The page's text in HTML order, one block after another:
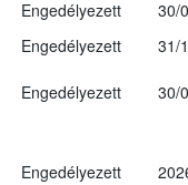
Engedélyezett
30/
Engedélyezett
31/
Engedélyezett
30/
Engedélyezett